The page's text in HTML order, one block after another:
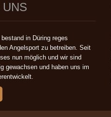
UNS
in Düring reges
Angelsport zu betreiben. Seit
nun möglich und wir sind
gewachsen und haben uns im